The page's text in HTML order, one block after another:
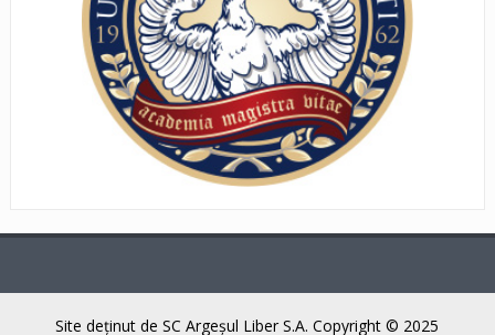
Site deţinut de SC Argeşul Liber S.A. Copyright © 2025